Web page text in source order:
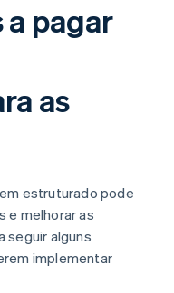
a pagar
as
estruturado pode
e melhorar as
seguir alguns
implementar